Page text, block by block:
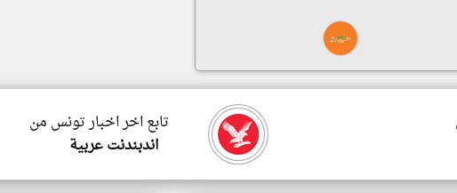
تابع اخر اخبار تونس من
اندبندنت عربية